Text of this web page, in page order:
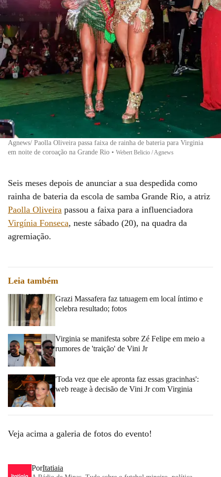
Agnews/ Paolla Oliveira passa faixa de rainha de bateria para Virginia
em noite de coroação na Grande Rio • Webert Belicio / Agnews
Seis meses depois de anunciar a sua despedida como
rainha de bateria da escola de samba Grande Rio, a atriz
Paolla Oliveira passou a faixa para a influenciadora
Virgínia Fonseca, neste sábado (20), na quadra da
agremiação.
Leia também
Grazi Massafera faz tatuagem em local íntimo e
celebra resultado; fotos
Virginia se manifesta sobre Zé Felipe em meio a
rumores de 'traição' de Vini Jr
'Toda vez que ele apronta faz essas gracinhas':
web reage à decisão de Vini Jr com Virginia
Veja acima a galeria de fotos do evento!
PorItatiaia